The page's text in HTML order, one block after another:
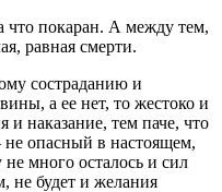
что покаран. А между тем,
равная смерти.
состраданию и
а ее нет, то жестоко и
и наказание, тем паче, что
опасный в настоящем,
много осталось и сил
не будет и желания